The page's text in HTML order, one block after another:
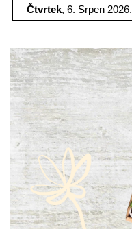
Čtvrtek, 6. Srpen 2026.